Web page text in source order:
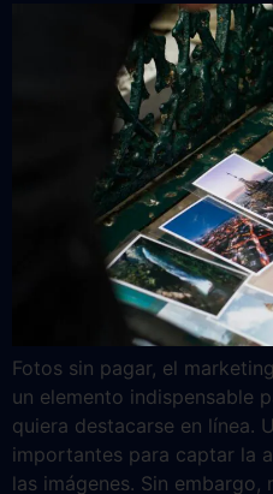
Fotos sin pagar, el
un elemento indispensable
quiera destacarse en línea.
importantes para captar la
las imágenes. Sin